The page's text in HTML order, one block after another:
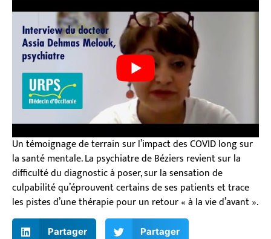
Un témoignage de terrain sur l’impact des COVID long sur
la santé mentale. La psychiatre de Béziers revient sur la
difficulté du diagnostic à poser, sur la sensation de
culpabilité qu’éprouvent certains de ses patients et trace
les pistes d’une thérapie pour un retour « à la vie d’avant ».
Partager Partager